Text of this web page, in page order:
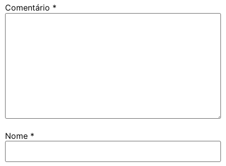
Comentário *
Nome *